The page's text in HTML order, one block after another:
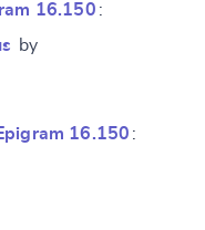
16.150 :
by
16.150 :